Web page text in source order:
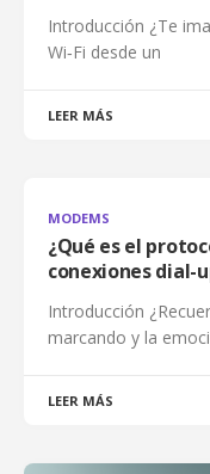
Introducción ¿Te
Wi‑Fi desde un
LEER MÁS
MODEMS
¿Qué es el
conexiones dial-
Introducción
marcando y la
LEER MÁS